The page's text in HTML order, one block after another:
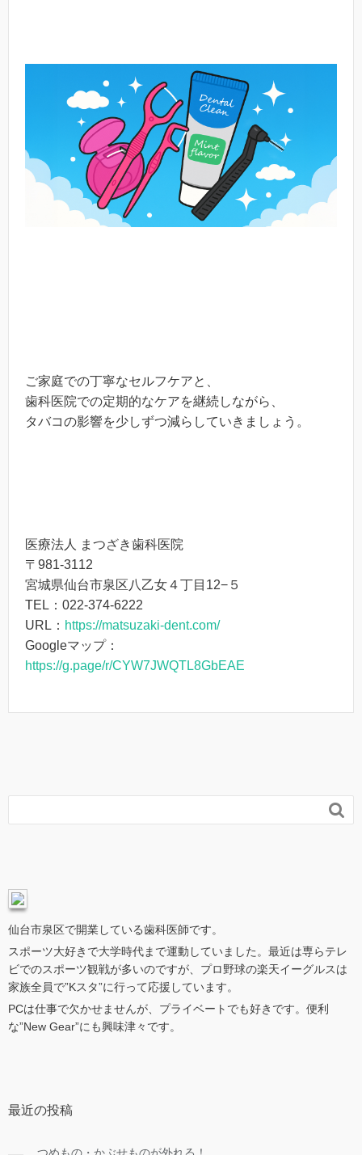
ご家庭での丁寧なセルフケアと、
歯科医院での定期的なケアを継続しながら、
タバコの影響を少しずつ減らしていきましょう。
医療法人 まつざき歯科医院
〒981-3112
宮城県仙台市泉区八乙女４丁目12−５
TEL：022-374-6222
URL： https://matsuzaki-dent.com/
Googleマップ：
https://g.page/r/CYW7JWQTL8GbEAE

仙台市泉区で開業している歯科医師です。
スポーツ大好きで大学時代まで運動していました。最近は専らテレ
ビでのスポーツ観戦が多いのですが、プロ野球の楽天イーグルスは
家族全員で”Kスタ”に行って応援しています。
PCは仕事で欠かせませんが、プライベートでも好きです。便利
な”New Gear”にも興味津々です。
最近の投稿